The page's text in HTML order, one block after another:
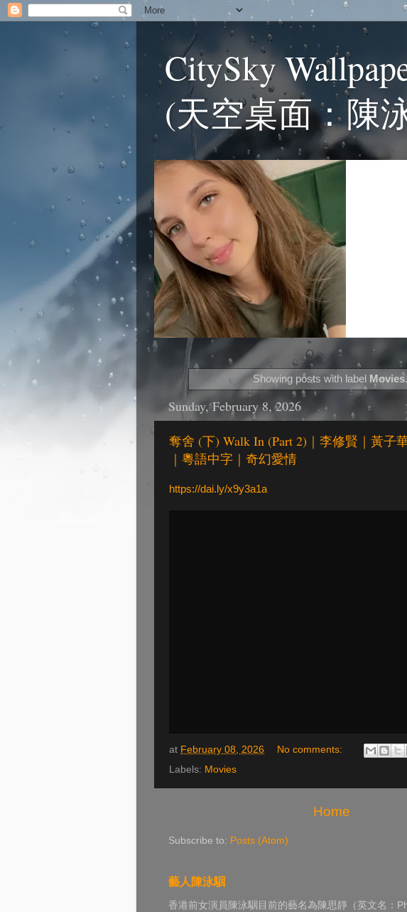
CitySky
(天空桌面：陳
Showing posts with label Movies.
Sunday, February 8, 2026
奪舍 (下) Walk In (Part 2)｜李修賢｜黃子
｜粵語中字｜奇幻愛情
https://dai.ly/x9y3a1a
at February 08, 2026
No comments:
Labels: Movies
Home
Subscribe to: Posts (Atom)
藝人陳泳駰
香港前女演員陳泳駰目前的藝名為陳思靜（英文名：